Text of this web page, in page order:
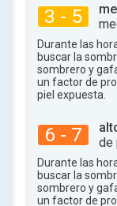
3 - 5
Durante las
buscar la
sombrero y
un factor de
piel expuesta.
6 - 7
de
Durante las
buscar la
sombrero y
un factor de